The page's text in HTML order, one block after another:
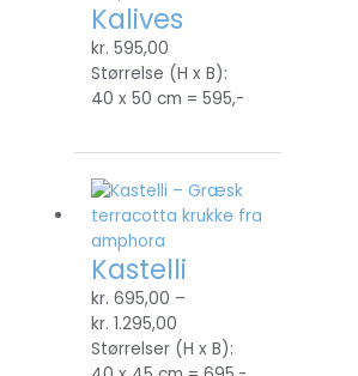
Kalives
kr. 595,00
Størrelse (H x B):
40 x 50 cm = 595,-
Kastelli
kr. 695,00 –
kr. 1.295,00
Størrelser (H x B):